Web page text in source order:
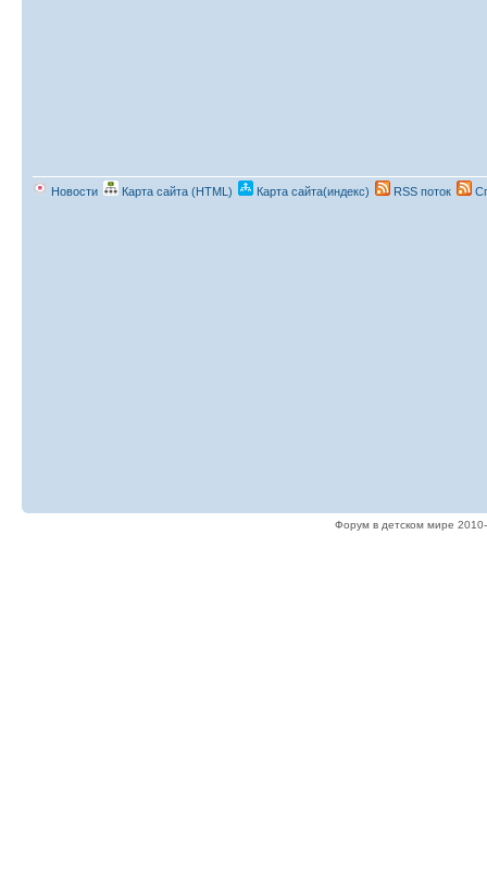
Новости Карта сайта (HTML) Карта сайта(индекс) RSS поток
Форум в детском мире